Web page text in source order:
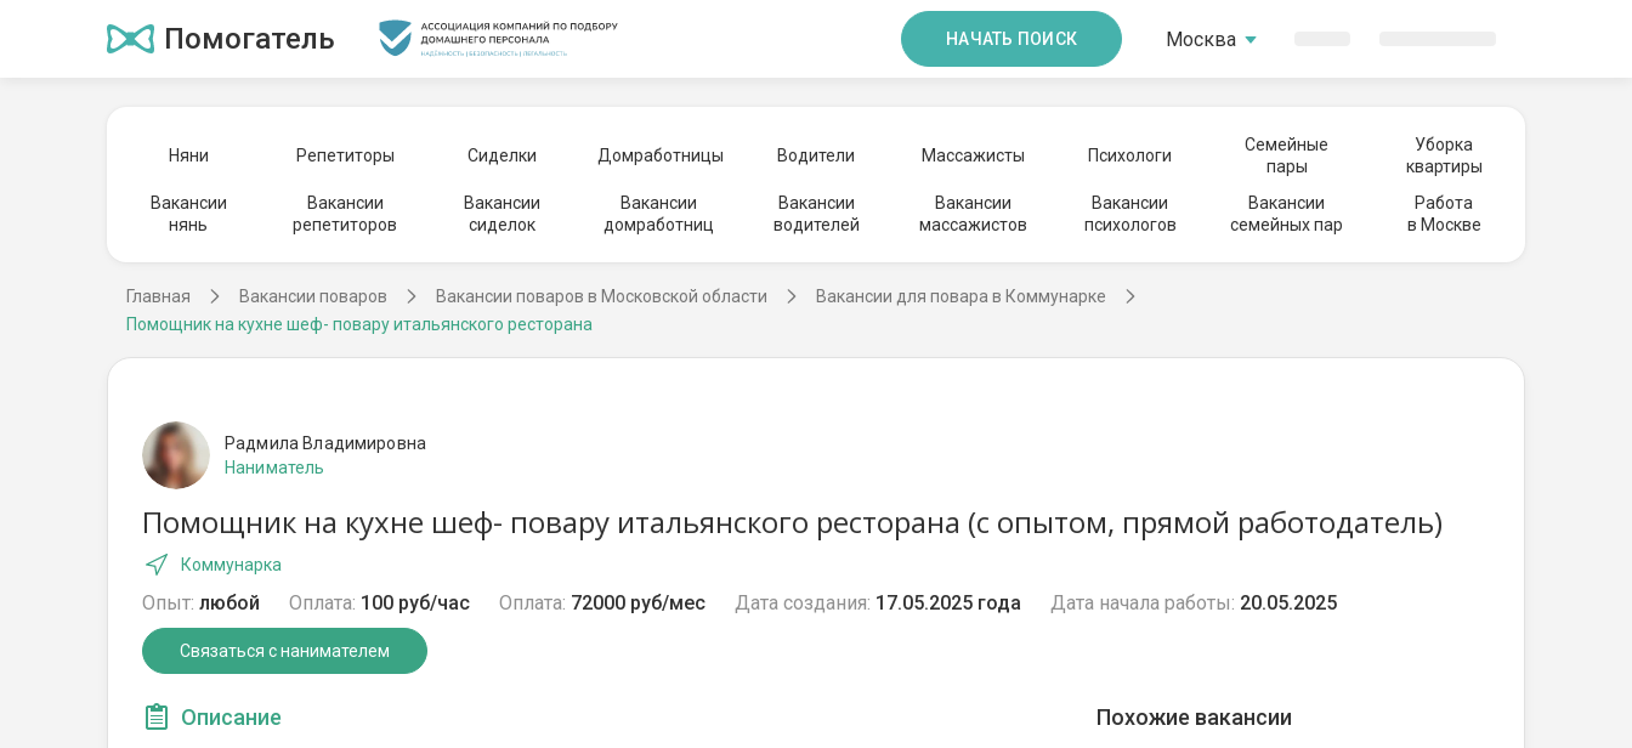
Помогатель НАЧАТЬ ПОИСК Москва
Няни Репетиторы Сиделки Домработницы Водители Массажисты Психологи
Семейные
пары
Уборка
квартиры
Вакансии
нянь
Вакансии
репетиторов
Вакансии
сиделок
Вакансии
домработниц
Вакансии
водителей
Вакансии
массажистов
Вакансии
психологов
Вакансии
семейных пар
Работа
в Москве
Главная Вакансии поваров Вакансии поваров в Московской области
Вакансии для повара в Коммунарке
Помощник на кухне шеф- повару итальянского ресторана
Радмила Владимировна
Наниматель
Помощник на кухне шеф- повару итальянского ресторана (с опытом, прямой работодатель)
Коммунарка
Опыт: любой Оплата: 100 руб/час Оплата: 72000 руб/мес Дата создания: 17.05.2025 года Дата начала работы: 20.05.2025
Связаться с нанимателем
Описание Похожие вакансии